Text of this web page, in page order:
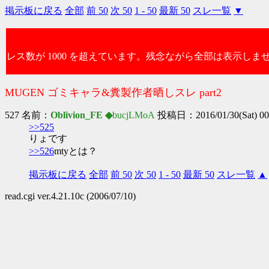
掲示板に戻る 全部 前 50 次 50 1 - 50 最新 50 スレ一覧 ▼
レス数が 1000 を超えています。残念ながら全部は表示しませ
MUGEN ゴミキャラ&糞製作者晒しスレ part2
527 名前： Oblivion_FE ◆bucjLMoA 投稿日：2016/01/30(Sat)
>>525
りょです
>>526mtyとは？
掲示板に戻る 全部 前 50 次 50 1 - 50 最新 50 スレ一覧 ▲
read.cgi ver.4.21.10c (2006/07/10)